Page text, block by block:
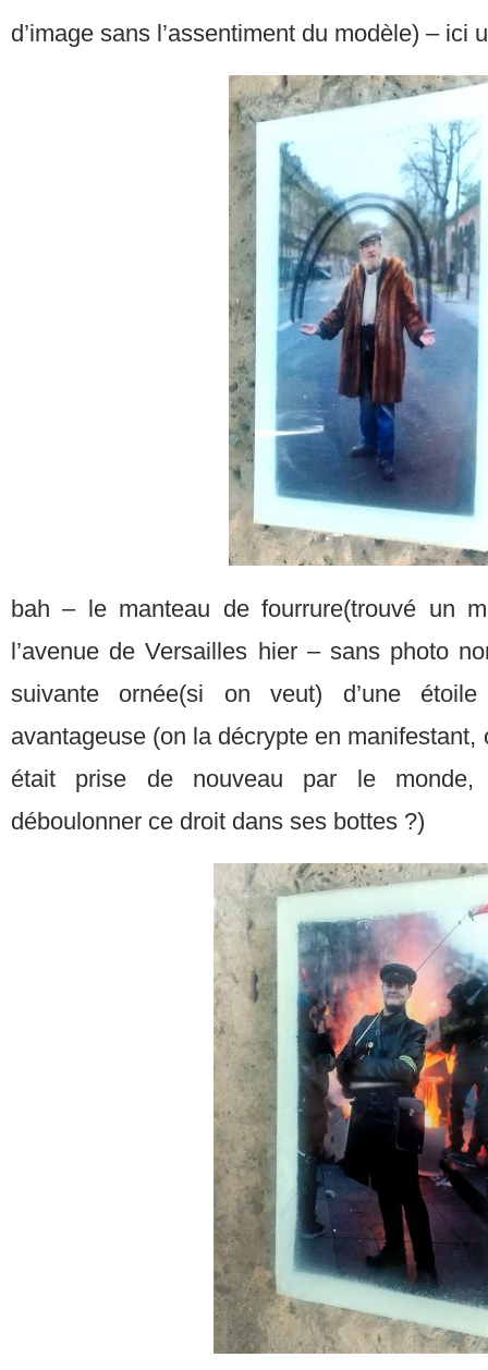
d’image sans l’assentiment du modèle) – ici
bah – le manteau de fourrure(trouvé un
l’avenue de Versailles hier – sans photo
suivante ornée(si on veut) d’une
avantageuse (on la décrypte en manifestant,
était prise de nouveau par le monde,
déboulonner ce droit dans ses bottes ?)